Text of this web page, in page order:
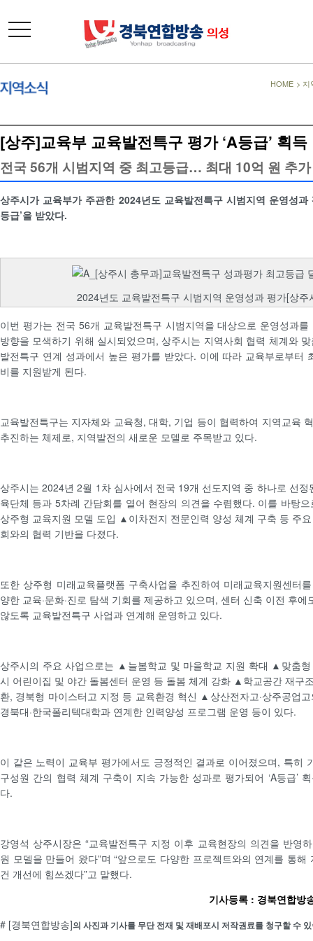
toggle
navigation
HOME > 지
[상주]교육부 교육발전특구 평가 ‘A등급’ 획득
전국 56개 시범지역 중 최고등급… 최대 10억 원 추
상주시가 교육부가 주관한 2024년도 교육발전특구 시범지역 운영성과
등급’을 받았다.
2024년도 교육발전특구 시범지역 운영성과 평가[상주
이번 평가는 전국 56개 교육발전특구 시범지역을 대상으로 운영성과
방향을 모색하기 위해 실시되었으며, 상주시는 지역사회 협력 체계와
발전특구 연계 성과에서 높은 평가를 받았다. 이에 따라 교육부로부터
비를 지원받게 된다.
교육발전특구는 지자체와 교육청, 대학, 기업 등이 협력하여 지역교육
추진하는 체제로, 지역발전의 새로운 모델로 주목받고 있다.
상주시는 2024년 2월 1차 심사에서 전국 19개 선도지역 중 하나로 선정
육단체 등과 5차례 간담회를 열어 현장의 의견을 수렴했다. 이를 바탕
상주형 교육지원 모델 도입 ▲이차전지 전문인력 양성 체계 구축 등 주
회와의 협력 기반을 다졌다.
또한 상주형 미래교육플랫폼 구축사업을 추진하여 미래교육지원센터
양한 교육·문화·진로 탐색 기회를 제공하고 있으며, 센터 신축 이전 후
않도록 교육발전특구 사업과 연계해 운영하고 있다.
상주시의 주요 사업으로는 ▲늘봄학교 및 마을학교 지원 확대 ▲맞춤
시 어린이집 및 야간 돌봄센터 운영 등 돌봄 체계 강화 ▲학교공간 재구
환, 경북형 마이스터고 지정 등 교육환경 혁신 ▲상산전자고·상주공업
경북대·한국폴리텍대학과 연계한 인력양성 프로그램 운영 등이 있다.
이 같은 노력이 교육부 평가에서도 긍정적인 결과로 이어졌으며, 특히
구성원 간의 협력 체계 구축이 지속 가능한 성과로 평가되어 ‘A등급’
다.
강영석 상주시장은 “교육발전특구 지정 이후 교육현장의 의견을 반영
원 모델을 만들어 왔다”며 “앞으로도 다양한 프로젝트와의 연계를 통
건 개선에 힘쓰겠다”고 말했다.
기사등록 : 경북연합
# [경북연합방송]의 사진과 기사를 무단 전재 및 재배포시 저작권료를 청구할 수